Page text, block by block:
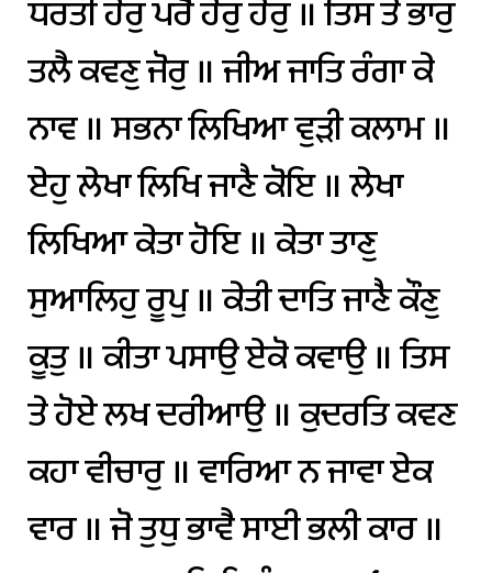
ਧਰਤੀਹੋਰੁਪਰੈਹੋਰੁਹੋਰੁ॥ਤਿਸਤੇਭਾਰੁ
ਤਲੈਕਵਣੁਜੋਰੁ॥ਜੀਅਜਾਤਿਰੰਗਾਕੇ
ਨਾਵ॥ਸਭਨਾਲਿਖਿਆਵੁੜੀਕਲਾਮ॥
ਏਹੁਲੇਖਾਲਿਖਿਜਾਣੈਕੋਇ॥ਲੇਖਾ
ਲਿਖਿਆਕੇਤਾਹੋਇ॥ਕੇਤਾਤਾਣੁ
ਸੁਆਲਿਹੁਰੂਪੁ॥ਕੇਤੀਦਾਤਿਜਾਣੈਕੌਣੁ
ਕੂਤੁ॥ਕੀਤਾਪਸਾਉਏਕੋਕਵਾਉ॥ਤਿਸ
ਤੇਹੋਏਲਖਦਰੀਆਉ॥ਕੁਦਰਤਿਕਵਣ
ਕਹਾਵੀਚਾਰੁ॥ਵਾਰਿਆਨਜਾਵਾਏਕ
ਵਾਰ॥ਜੋਤੁਧੁਭਾਵੈਸਾਈਭਲੀਕਾਰ॥